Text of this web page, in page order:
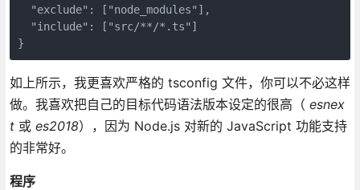
  "exclude": ["node_modules"],
  "include": ["src/**/*.ts"]
}
如上所示，我更喜欢严格的 tsconfig 文件，你可以不必这样
做。我喜欢把自己的目标代码语法版本设定的很高（ esnex
t或 es2018），因为 Node.js 对新的 JavaScript 功能支持
的非常好。
程序